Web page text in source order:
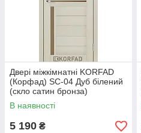
Двері міжкімнатні KORFAD
(Корфад) SC-04 Дуб білений
(скло сатин бронза)
В наявності
5 190 ₴